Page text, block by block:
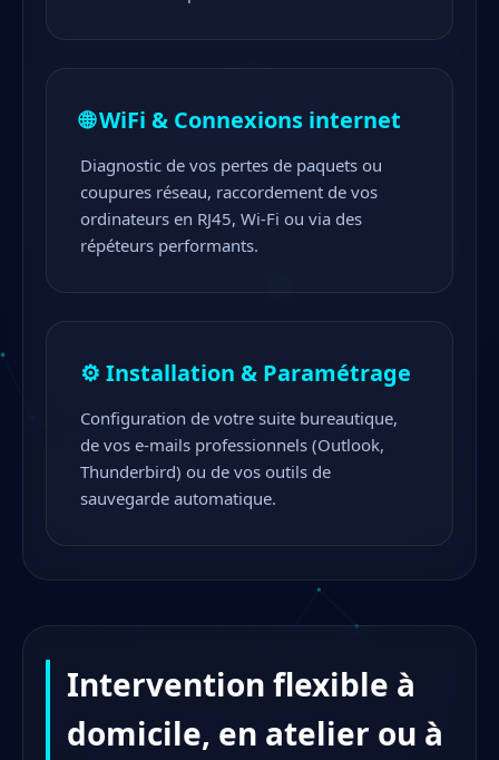
🌐 WiFi & Connexions internet
Diagnostic de vos pertes de paquets ou
coupures réseau, raccordement de vos
ordinateurs en RJ45, Wi-Fi ou via des
répéteurs performants.
⚙️ Installation & Paramétrage
Configuration de votre suite bureautique,
de vos e-mails professionnels (Outlook,
Thunderbird) ou de vos outils de
sauvegarde automatique.
Intervention flexible à
domicile, en atelier ou à